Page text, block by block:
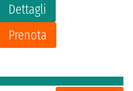
Dettagli
Prenota